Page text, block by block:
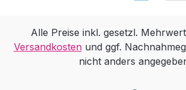
Alle Preise inkl. gesetzl.
Versandkostenund ggf.
nicht anders